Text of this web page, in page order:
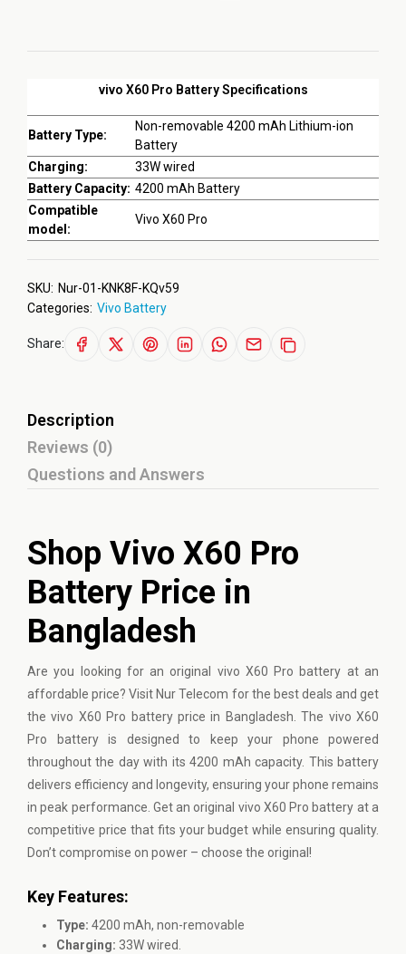
vivo X60 Pro Battery Specifications
Battery Type:
Non-removable 4200 mAh Lithium-ion
Battery
Charging:
33W wired
Battery Capacity: 4200 mAh Battery
Compatible
model:
Vivo X60 Pro
SKU: Nur-01-KNK8F-KQv59
Categories: Vivo Battery
Share:
Description
Reviews (0)
Questions and Answers
Shop Vivo X60 Pro
Battery Price in
Bangladesh
Are you looking for an original vivo X60 Pro battery at an
affordable price? Visit Nur Telecom for the best deals and get
the vivo X60 Pro battery price in Bangladesh. The vivo X60
Pro battery is designed to keep your phone powered
throughout the day with its 4200 mAh capacity. This battery
delivers efficiency and longevity, ensuring your phone remains
in peak performance. Get an original vivo X60 Pro battery at a
competitive price that fits your budget while ensuring quality.
Don’t compromise on power – choose the original!
Key Features:
Type: 4200 mAh, non-removable
Charging: 33W wired.